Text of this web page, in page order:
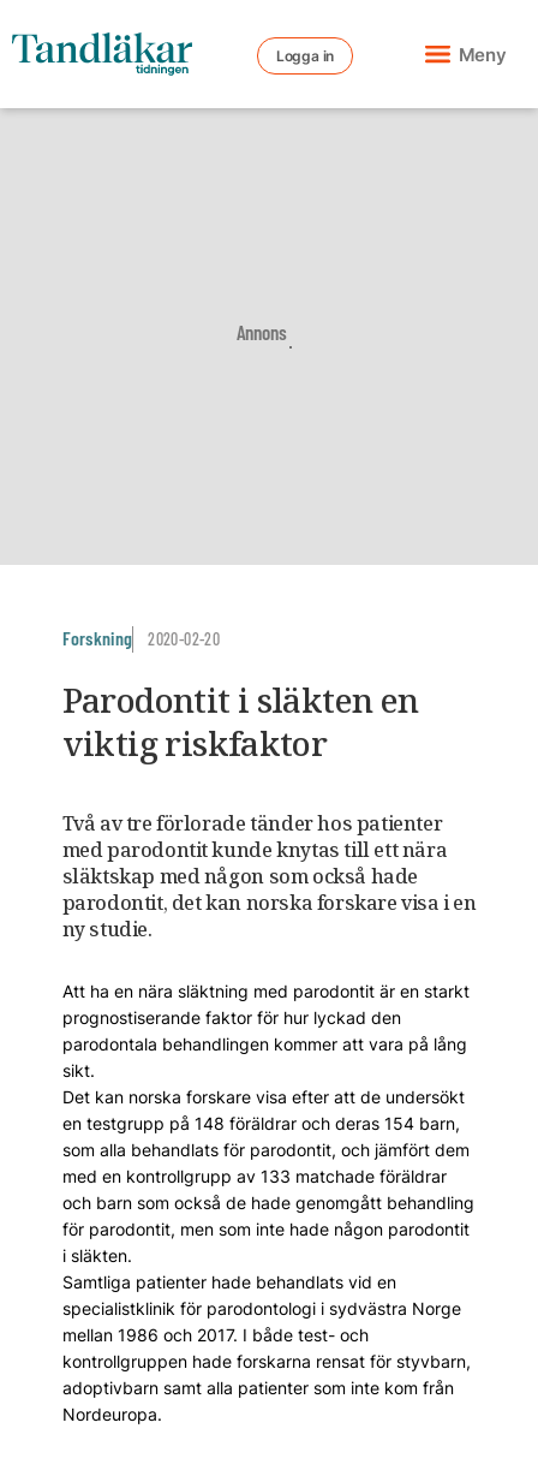
Logga in Meny
Annons
Forskning 2020-02-20
Parodontit i släkten en
viktig riskfaktor
Två av tre förlorade tänder hos patienter
med parodontit kunde knytas till ett nära
släktskap med någon som också hade
parodontit, det kan norska forskare visa i en
ny studie.
Att ha en nära släktning med parodontit är en starkt
prognostiserande faktor för hur lyckad den
parodontala behandlingen kommer att vara på lång
sikt.
Det kan norska forskare visa efter att de undersökt
en testgrupp på 148 föräldrar och deras 154 barn,
som alla behandlats för parodontit, och jämfört dem
med en kontrollgrupp av 133 matchade föräldrar
och barn som också de hade genomgått behandling
för parodontit, men som inte hade någon parodontit
i släkten.
Samtliga patienter hade behandlats vid en
specialistklinik för parodontologi i sydvästra Norge
mellan 1986 och 2017. I både test- och
kontrollgruppen hade forskarna rensat för styvbarn,
adoptivbarn samt alla patienter som inte kom från
Nordeuropa.